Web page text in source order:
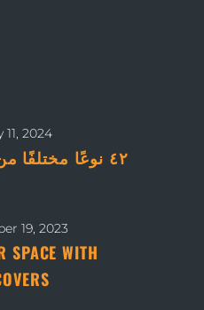
2024
٤٢ نوعًا
19, 2023
SPACE WITH